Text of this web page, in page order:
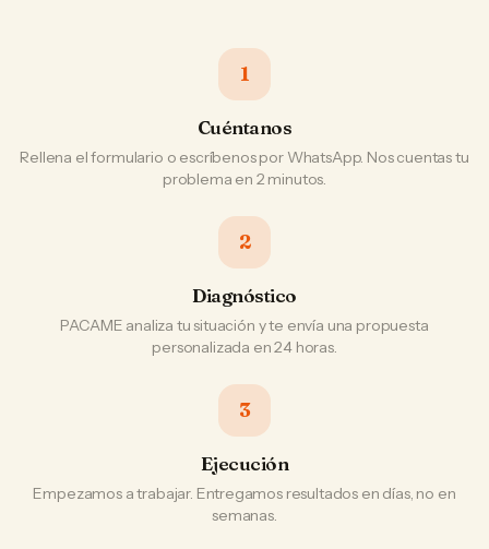
1
Cuéntanos
Rellena el formulario o escríbenos por WhatsApp. Nos cuentas tu
problema en 2 minutos.
2
Diagnóstico
PACAME analiza tu situación y te envía una propuesta
personalizada en 24 horas.
3
Ejecución
Empezamos a trabajar. Entregamos resultados en días, no en
semanas.